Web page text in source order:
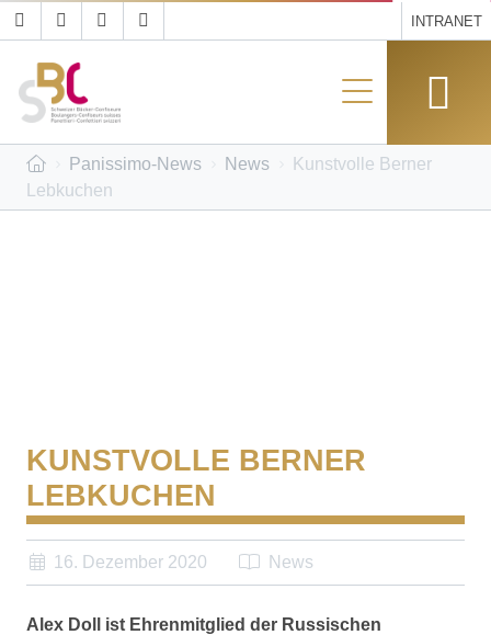
INTRANET
Panissimo-News News
Kunstvolle Berner
Lebkuchen
KUNSTVOLLE BERNER
LEBKUCHEN
16. Dezember 2020 News
Alex Doll ist Ehrenmitglied der Russischen